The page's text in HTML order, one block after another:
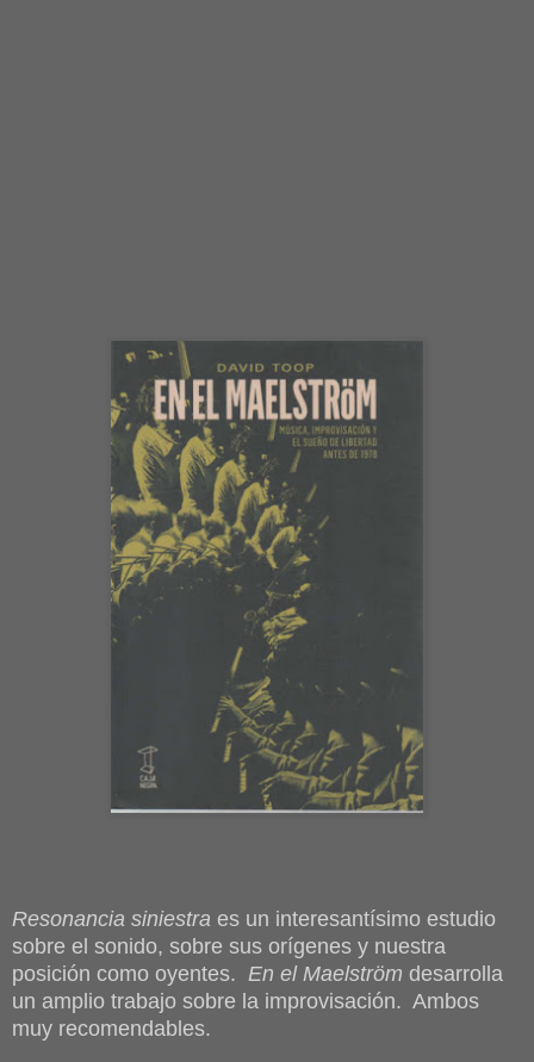
Resonancia siniestra es un interesantísimo estudio
sobre el sonido, sobre sus orígenes y nuestra
posición como oyentes. En el Maelström desarrolla
un amplio trabajo sobre la improvisación. Ambos
muy recomendables.